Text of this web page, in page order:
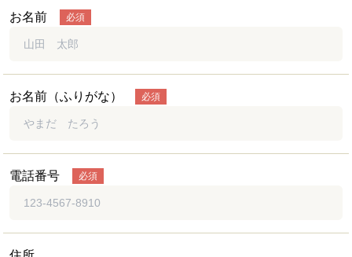
お名前 必須
お名前（ふりがな） 必須
電話番号 必須